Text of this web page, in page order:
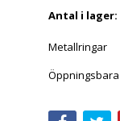
Antal i lager:
Metallringar
Öppningsbara